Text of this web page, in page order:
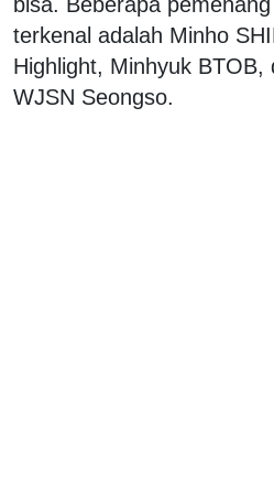
terkenal adalah Minho
Highlight, Minhyuk
WJSN Seongso.